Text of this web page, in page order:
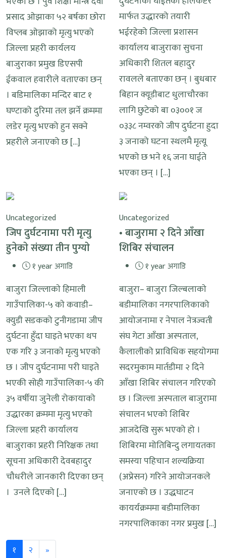
प्रसाद ओझाका ५२ बर्षका छोरा
विप्लब ओझाको मृत्यु भएको
जिल्ला प्रहरी कार्यलय
बाजुराका प्रमुख डिएसपी
ईकवाल हवारीले वताएका छन्
। बडिमालिका मन्दिर बाट १
घण्टाको दुरिमा तल झर्ने क्रममा
लडेर मृत्यु भएको हुन सक्ने
प्रहरीले जनाएको छ […]
मार्फत उद्धारको तयारी
भईरहेको जिल्ला प्रशासन
कार्यालय बाजुराका सुचना
अधिकारी शितल बहादुर
रावलले बताएका छन् । बुधबार
बिहान क्यूडीबाट धुलाचौरका
लागि छुटेको बा ०३००१ ज
०३३८ नम्वरको जीप दुर्घटना हुदा
३ जनाको घटना स्थलमै मृत्यू
भएको छ भने १६ जना घाईते
भएका छन् । […]
Uncategorized
जिप दुर्घटनामा परी मृत्यु
हुनेकाे संख्या तीन पुग्याे
१ year अगाडि
बाजुरा जिल्लाकाे हिमाली
गाउँपालिका-५ काे कवाडी–
क्युडी सडकको टुनीगडामा जीप
दुर्घटना हुँदा घाइते भएका थप
एक गरि ३ जनाको मृत्यु भएको
छ । जीप दुर्घटनामा परी घाइते
भएकी सोही गाउँपालिका-५ की
३५ वर्षीया जुनेली रोकायाको
उद्धारका क्रममा मृत्यु भएको
जिल्ला प्रहरी कार्यालय
बाजुराका प्रहरी निरिक्षक तथा
सूचना अधिकारी देवबहादुर
चौधरीले जानकारी दिएका छन्
। उनले दिएको […]
Uncategorized
• बाजुरामा २ दिने आँखा
शिबिर संचालन
१ year अगाडि
बाजुरा– बाजुरा जिल्बलाकाे
बडीमालिका नगरपालिकाको
आयोजनामा र नेपाल नेत्रज्वती
संघ गेटा आँखा अस्पताल,
कैलालीको प्राविधिक सहयोगमा
सदरमुकाम मार्तडीमा २ दिने
आँखा शिबिर संचालन गरिएको
छ । जिल्ला अस्पताल बाजुरामा
संचालन भएको शिबिर
आजदेखि सुरू भएको हो ।
शिबिरमा मोतिबिन्दु लगायतका
समस्या पहिचान शल्यक्रिया
(अप्रेसन) गरिने आयोजनकले
जनाएको छ । उद्धघाटन
कायर्यक्रममा बडीमालिका
नगरपालिकाका नगर प्रमुख […]
१ २ »